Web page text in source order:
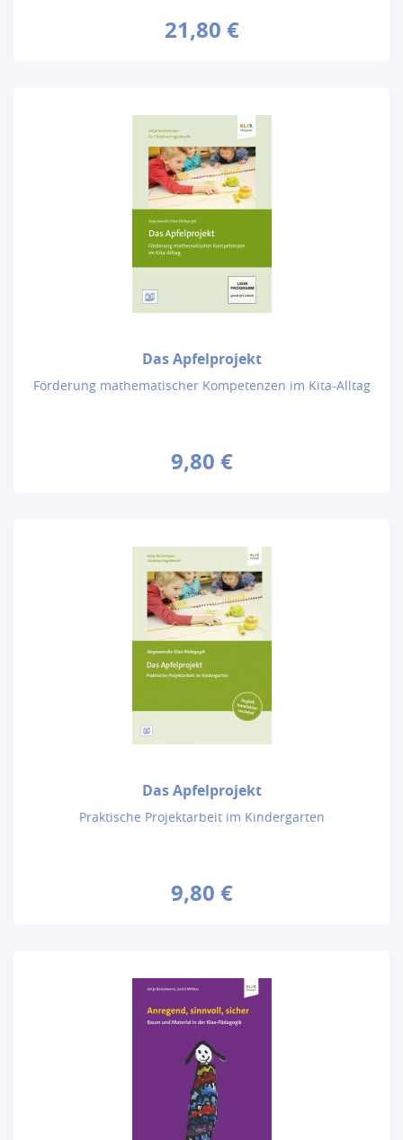
21,80 €
Das Apfelprojekt
Förderung mathematischer Kompetenzen im Kita-Alltag
9,80 €
Das Apfelprojekt
Praktische Projektarbeit im Kindergarten
9,80 €